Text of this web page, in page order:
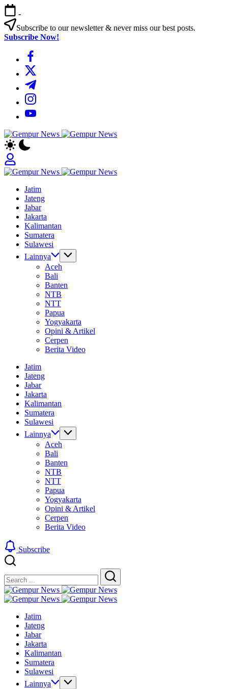
Skip
to
content
-
Subscribe to our newsletter & never miss our best posts.
Subscribe Now!
https://www.facebook.com/
https://twitter.com/
https://t.me/
https://www.instagram.com/
https://youtube.com/
Gempur
Jelajah
Informasi
Dunia
Tanpa
Gempur
Informasi
Dunia
Tanpa
Batas
Jatim
Jateng
Jabar
Jakarta
Kalimantan
Sumatera
Sulawesi
Lainnya
Aceh
Bali
Banten
NTB
NTT
Papua
Yogyakarta
Opini & Artikel
Cerpen
Berita Video
Jatim
Jateng
Jabar
Jakarta
Kalimantan
Sumatera
Sulawesi
Lainnya
Aceh
Bali
Banten
NTB
NTT
Papua
Yogyakarta
Opini & Artikel
Cerpen
Berita Video
Subscribe
Search
Search
Gempur
News
Jelajah
Dunia
Tanpa
Batas
Gempur
Informasi
Dunia
Tanpa
Batas
Jatim
Jateng
Jabar
Jakarta
Kalimantan
Sumatera
Sulawesi
Lainnya